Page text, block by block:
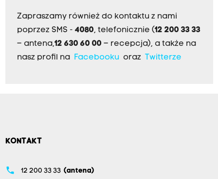
Zapraszamy również do kontaktu z nami
poprzez SMS - 4080, telefonicznie (12 200 33 33
– antena,12 630 60 00 – recepcja), a także na
nasz profil na Facebookuoraz Twitterze
KONTAKT
phone 12 200 33 33 (antena)